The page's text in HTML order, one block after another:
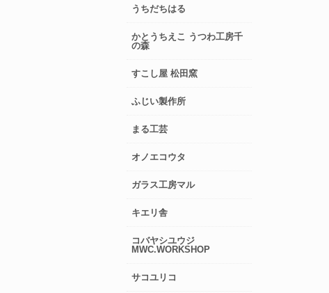
うちだちはる
かとうちえこ うつわ工房千
の森
すこし屋 松田窯
ふじい製作所
まる工芸
オノエコウタ
ガラス工房マル
キエリ舎
コバヤシユウジ
MWC.WORKSHOP
サコユリコ